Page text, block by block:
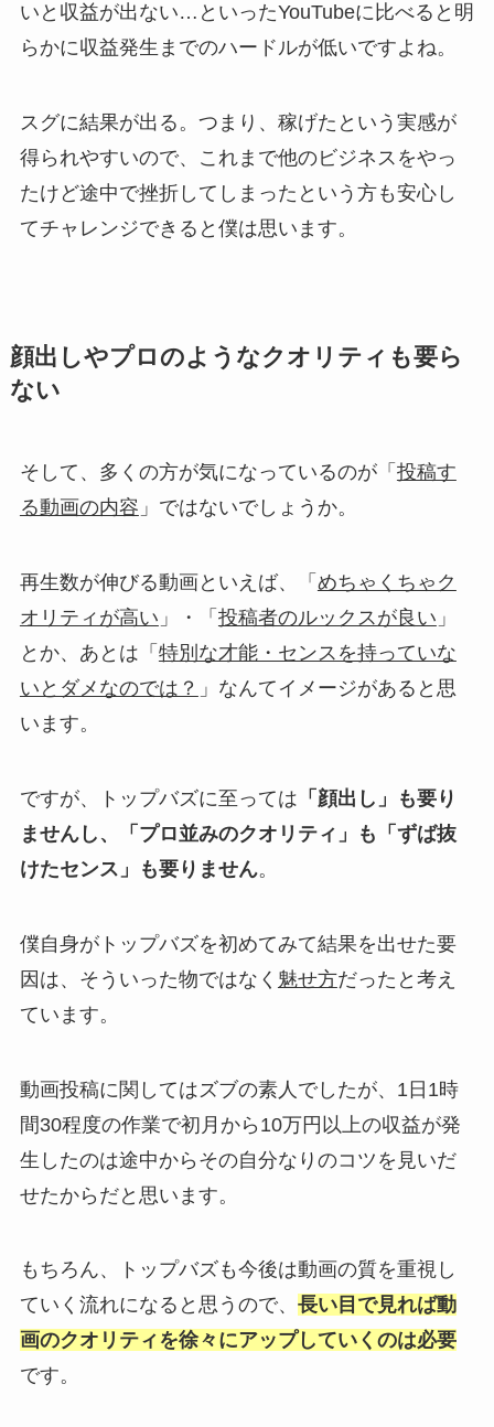
いと収益が出ない…といったYouTubeに比べると明
らかに収益発生までのハードルが低いですよね。
スグに結果が出る。つまり、稼げたという実感が
得られやすいので、これまで他のビジネスをやっ
たけど途中で挫折してしまったという方も安心し
てチャレンジできると僕は思います。
顔出しやプロのようなクオリティも要ら
ない
そして、多くの方が気になっているのが「 投稿す
る動画の内容 」ではないでしょうか。
再生数が伸びる動画といえば、「 めちゃくちゃク
オリティが高い 」・「 投稿者のルックスが良い 」
とか、あとは「 特別な才能・センスを持っていな
いとダメなのでは？ 」なんてイメージがあると思
います。
ですが、トップバズに至っては 「顔出し」も要り
ませんし、「プロ並みのクオリティ」も「ずば抜
けたセンス」も要りません。
僕自身がトップバズを初めてみて結果を出せた要
因は、そういった物ではなく 魅せ方だったと考え
ています。
動画投稿に関してはズブの素人でしたが、1日1時
間30程度の作業で初月から10万円以上の収益が発
生したのは途中からその自分なりのコツを見いだ
せたからだと思います。
もちろん、トップバズも今後は動画の質を重視し
ていく流れになると思うので、 長い目で見れば動
画のクオリティを徐々にアップしていくのは必要
です。